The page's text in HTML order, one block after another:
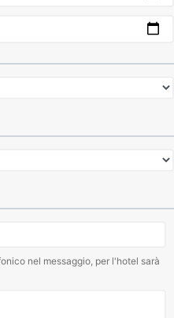
nel messaggio, per l'hotel sarà